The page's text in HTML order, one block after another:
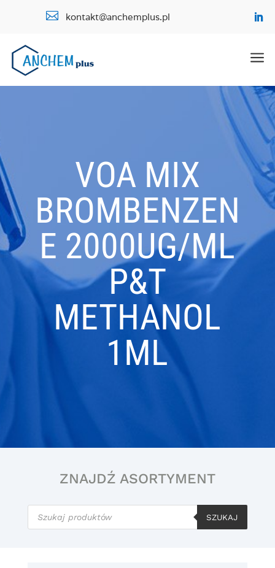
 kontakt@anchemplus.pl
a
VOA MIX
BROMBENZEN
E 2000UG/ML
P&T
METHANOL
1ML
ZNAJDŹ ASORTYMENT
Wyszukiwarka
produktów
SZUKAJ